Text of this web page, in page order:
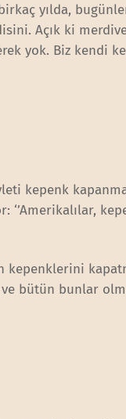
yılda,
Açık ki
yok. Biz kendi
kepenk
‘’Amerikalılar,
kepenklerini
bütün bunlar